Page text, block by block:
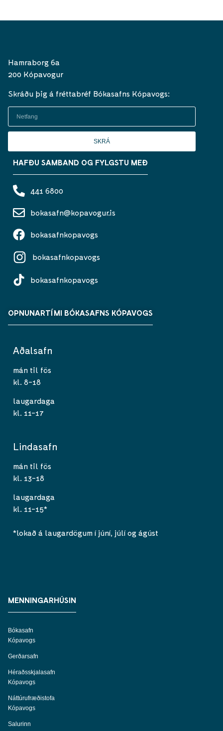
Hamraborg 6a
200 Kópavogur
Skráðu þig á fréttabréf Bókasafns Kópavogs:
SKRÁ
HAFÐU SAMBAND OG FYLGSTU MEÐ
441 6800
bokasafn@kopavogur.is
bokasafnkopavogs
bokasafnkopavogs
bokasafnkopavogs
OPNUNARTÍMI BÓKASAFNS KÓPAVOGS
Aðalsafn
mán til fös
kl. 8-18
laugardaga
kl. 11-17
Lindasafn
mán til fös
kl. 13-18
laugardaga
kl. 11-15*
*lokað á laugardögum í júní, júlí og ágúst
MENNINGARHÚSIN
Bókasafn
Kópavogs
Gerðarsafn
Héraðsskjalasafn
Kópavogs
Náttúrufræðistofa
Kópavogs
Salurinn